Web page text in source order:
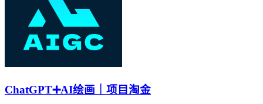
ChatGPT➕AI绘画｜项目淘金